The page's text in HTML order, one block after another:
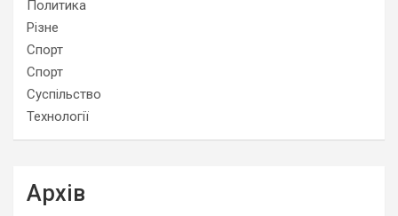
Политика
Різне
Спорт
Спорт
Суспільство
Технології
Архів